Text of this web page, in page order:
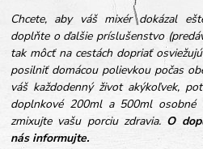
Chcete, aby váš mixér dokázal
doplňte o ďalšie príslušenstvo
tak môcť na cestách dopriať
posilniť domácou polievkou počas
váš každodenný život akýkoľvek,
doplnkové 200ml a 500ml
zmixujte vašu porciu zdravia. O
nás informujte.